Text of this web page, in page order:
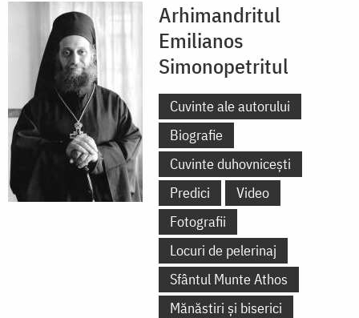
Arhimandritul
Emilianos
Simonopetritul
Cuvinte ale autorului
Biografie
Cuvinte duhovnicești
Predici
Video
Fotografii
Locuri de pelerinaj
Sfântul Munte Athos
Mănăstiri și biserici